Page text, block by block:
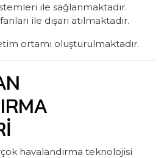
ile sağlanmaktadır.
ile dışarı atılmaktadır.
ortamı oluşturulmaktadır.
havalandırma teknolojisi